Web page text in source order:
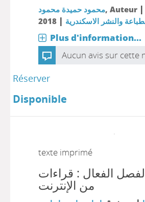
محمود حميدة محمود, Auteur |
والنشر الاسكندرية |
2018
Plus d'information...
Aucun avis sur cette
Réserver
Disponible
texte imprimé
الفعال : قراءات
من الإنترنت